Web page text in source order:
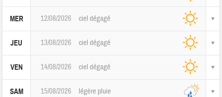
MER 12/08/2026 ciel dégagé
JEU 13/08/2026 ciel dégagé
VEN 14/08/2026 ciel dégagé
SAM 15/08/2026 légère pluie